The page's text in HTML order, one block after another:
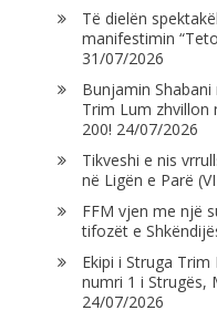
Të dielën
manifestimin
31/07/2026
Bunjamin
Trim Lum zhvillon
200! 24/07/2026
Tikveshi e nis
në Ligën e Parë
FFM vjen me një
tifozët e
Ekipi i Struga
numri 1 i Strugës,
24/07/2026